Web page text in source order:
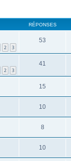
RÉPONSES
2 3
53
2 3
41
15
10
8
10